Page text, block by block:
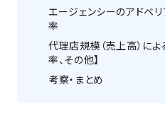
エージェンシーのアドベ
率
代理店規模（売上高）に
率、その他】
考察・まとめ